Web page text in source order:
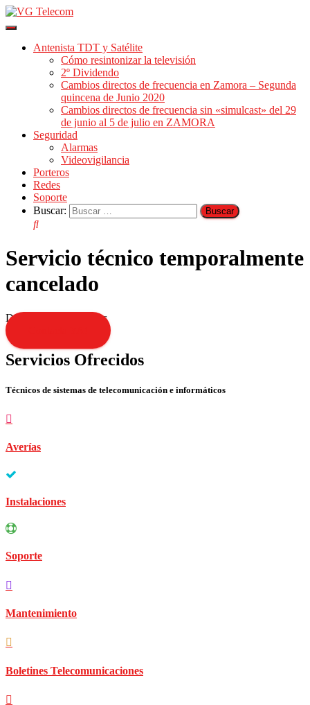
Cambiar
navegación
Antenista TDT y Satélite
Cómo resintonizar la televisión
2º Dividendo
Cambios directos de frecuencia en Zamora – Segunda
quincena de Junio 2020
Cambios directos de frecuencia sin «simulcast» del 29
de junio al 5 de julio en ZAMORA
Seguridad
Alarmas
Videovigilancia
Porteros
Redes
Soporte
Buscar:
Servicio técnico temporalmente
cancelado
Disculpen las molestias
Servicios Ofrecidos
Técnicos de sistemas de telecomunicación e informáticos
Averías
Instalaciones
Soporte
Mantenimiento
Boletines Telecomunicaciones